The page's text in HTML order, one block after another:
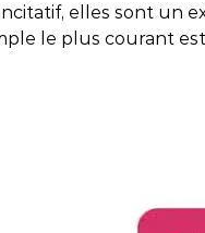
elles sont un
le plus courant